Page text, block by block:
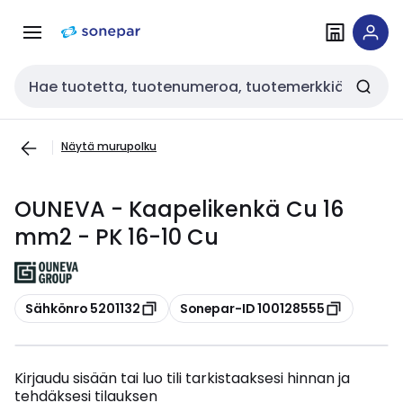
navigointiinsisältöön
Haku
Näytä murupolku
OUNEVA - Kaapelikenkä Cu 16
mm2 - PK 16-10 Cu
Kopioi
Sähkönro 5201132 Kopioi
Sonepar-ID 100128555
Kirjaudu sisään tai luo tili tarkistaaksesi hinnan ja
tehdäksesi tilauksen